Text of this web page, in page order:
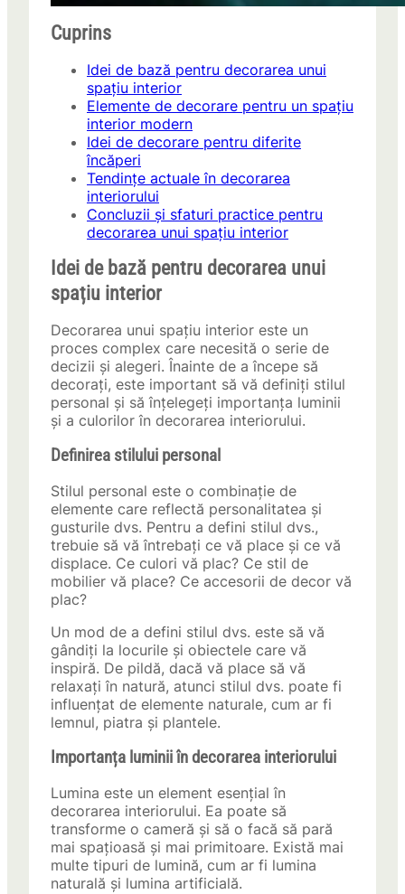
Cuprins
Idei de bază pentru decorarea unui
spațiu interior
Elemente de decorare pentru un spațiu
interior modern
Idei de decorare pentru diferite
încăperi
Tendințe actuale în decorarea
interiorului
Concluzii și sfaturi practice pentru
decorarea unui spațiu interior
Idei de bază pentru decorarea unui
spațiu interior
Decorarea unui spațiu interior este un
proces complex care necesită o serie de
decizii și alegeri. Înainte de a începe să
decorați, este important să vă definiți stilul
personal și să înțelegeți importanța luminii
și a culorilor în decorarea interiorului.
Definirea stilului personal
Stilul personal este o combinație de
elemente care reflectă personalitatea și
gusturile dvs. Pentru a defini stilul dvs.,
trebuie să vă întrebați ce vă place și ce vă
displace. Ce culori vă plac? Ce stil de
mobilier vă place? Ce accesorii de decor vă
plac?
Un mod de a defini stilul dvs. este să vă
gândiți la locurile și obiectele care vă
inspiră. De pildă, dacă vă place să vă
relaxați în natură, atunci stilul dvs. poate fi
influențat de elemente naturale, cum ar fi
lemnul, piatra și plantele.
Importanța luminii în decorarea interiorului
Lumina este un element esențial în
decorarea interiorului. Ea poate să
transforme o cameră și să o facă să pară
mai spațioasă și mai primitoare. Există mai
multe tipuri de lumină, cum ar fi lumina
naturală și lumina artificială.